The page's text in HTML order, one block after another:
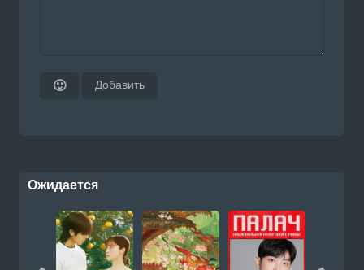
🙂 Добавить
Ожидается